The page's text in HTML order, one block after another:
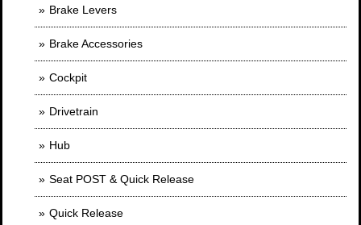
Brake Levers
Brake Accessories
Cockpit
Drivetrain
Hub
Seat POST & Quick Release
Quick Release